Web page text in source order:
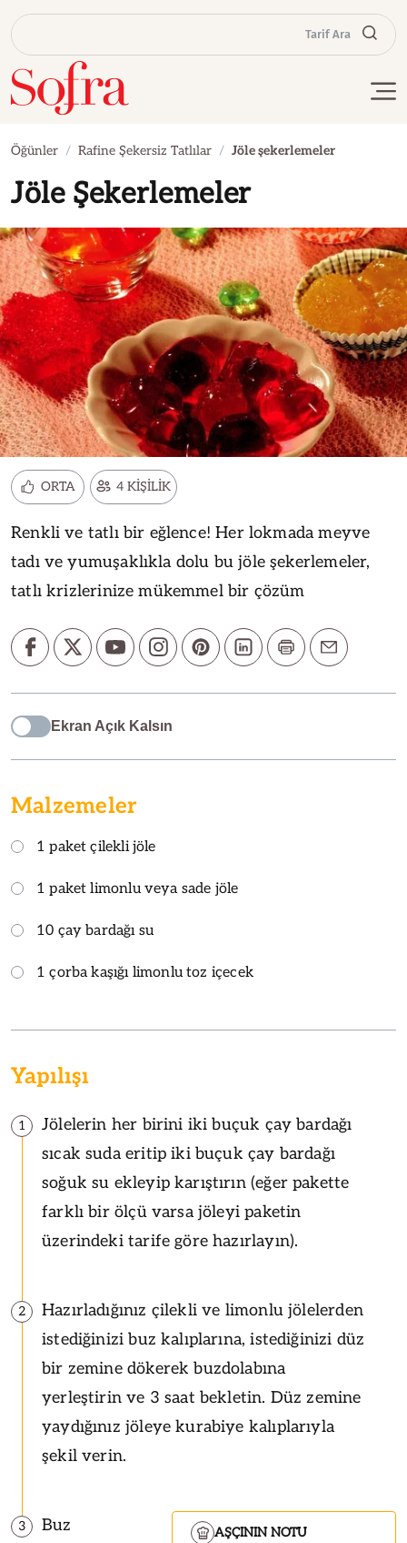
Tarif Ara
Öğünler Rafine Şekersiz Tatlılar Jöle şekerlemeler
Jöle Şekerlemeler
ORTA 4 KİŞİLİK
Renkli ve tatlı bir eğlence! Her lokmada meyve
tadı ve yumuşaklıkla dolu bu jöle şekerlemeler,
tatlı krizlerinize mükemmel bir çözüm
Ekran Açık Kalsın
Malzemeler
1 paket çilekli jöle
1 paket limonlu veya sade jöle
10 çay bardağı su
1 çorba kaşığı limonlu toz içecek
Yapılışı
1
Jölelerin her birini iki buçuk çay bardağı
sıcak suda eritip iki buçuk çay bardağı
soğuk su ekleyip karıştırın (eğer pakette
farklı bir ölçü varsa jöleyi paketin
üzerindeki tarife göre hazırlayın).
2
Hazırladığınız çilekli ve limonlu jölelerden
istediğinizi buz kalıplarına, istediğinizi düz
bir zemine dökerek buzdolabına
yerleştirin ve 3 saat bekletin. Düz zemine
yaydığınız jöleye kurabiye kalıplarıyla
şekil verin.
3
Buz
AŞÇININ NOTU